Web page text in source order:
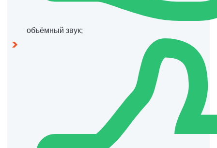
объёмный звук;